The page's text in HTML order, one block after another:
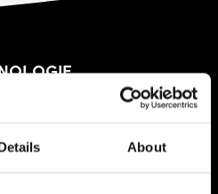
About
dell'Ingegneria e nella
prodotti. Innovazione